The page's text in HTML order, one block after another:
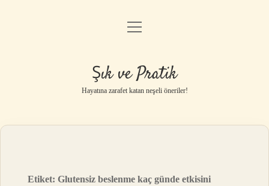
Anasayfa
Yasal Uyarı
menüyü
Şık ve Pratik
Hayatına zarafet katan neşeli öneriler!
Etiket:Glutensiz beslenme kaç günde etkisini